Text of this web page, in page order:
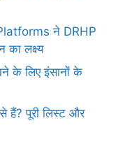
ने DRHP
का लक्ष्य
के लिए इंसानों के
पूरी लिस्ट और